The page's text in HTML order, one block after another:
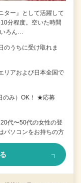
ター』として活躍して
分程度。空いた時間
ろん…
うちに受け取れま
アおよび日本全国で
のみ）OK！ ★応募
代〜50代の女性の登
ソコンをお持ちの方